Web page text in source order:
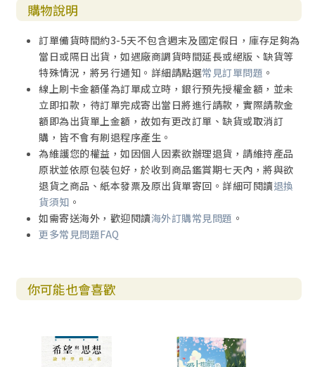
購物說明
訂單備貨時間約3-5天不包含週末及國定假日，庫存足夠為
當日或隔日出貨，如遇廠商調貨時間延長或絕版、缺貨等
特殊情況，將另行通知。詳細請點選常見訂單問題 。
線上刷卡金額僅為訂單成立時，銀行預先授權金額，並未
立即扣款，待訂單完成寄出當日將進行請款，實際請款金
額即為出貨單上金額，故如有更改訂單、缺貨或取消訂
購，皆不會有刷退程序產生。
為維護您的權益，如因個人因素欲辦理退貨，請維持產品
原狀並依原包裝包好，於收到商品鑑賞期七天內，將與欲
退貨之商品、紙本發票及原出貨單寄回。詳細可閱讀退換
貨須知 。
如需寄送海外，歡迎閱讀海外訂購常見問題 。
更多常見問題FAQ
你可能也會喜歡